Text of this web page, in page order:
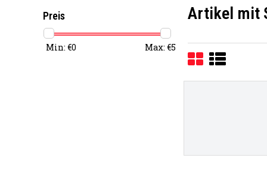
Preis
Min: €0 Max: €5
Artikel mit